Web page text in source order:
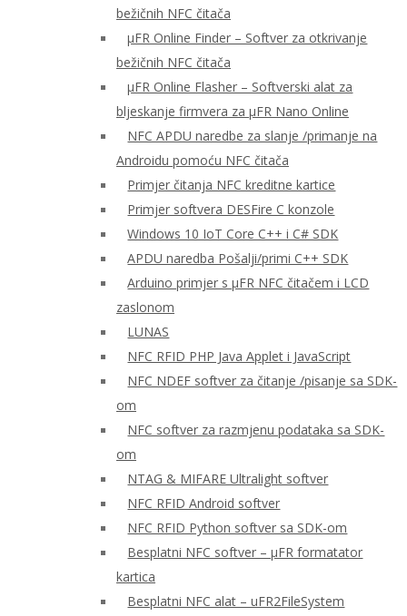
bežičnih NFC čitača
μFR Online Finder – Softver za otkrivanje
bežičnih NFC čitača
μFR Online Flasher – Softverski alat za
bljeskanje firmvera za μFR Nano Online
NFC APDU naredbe za slanje /primanje na
Androidu pomoću NFC čitača
Primjer čitanja NFC kreditne kartice
Primjer softvera DESFire C konzole
Windows 10 IoT Core C++ i C# SDK
APDU naredba Pošalji/primi C++ SDK
Arduino primjer s μFR NFC čitačem i LCD
zaslonom
LUNAS
NFC RFID PHP Java Applet i JavaScript
NFC NDEF softver za čitanje /pisanje sa SDK-
om
NFC softver za razmjenu podataka sa SDK-
om
NTAG & MIFARE Ultralight softver
NFC RFID Android softver
NFC RFID Python softver sa SDK-om
Besplatni NFC softver – μFR formatator
kartica
Besplatni NFC alat – uFR2FileSystem